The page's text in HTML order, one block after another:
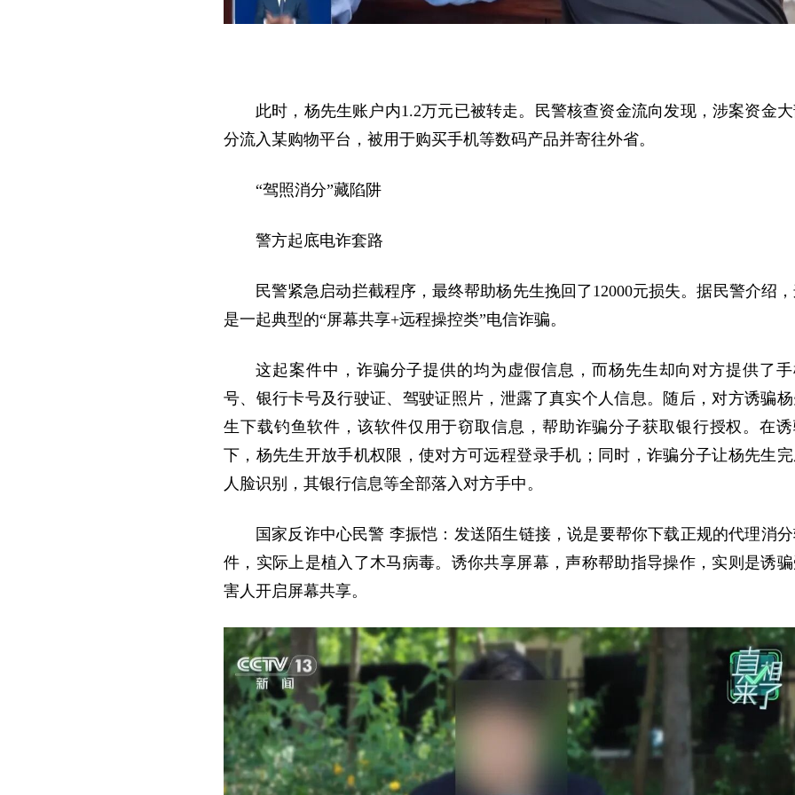
此时，杨先生账户内1.2万元已被转走。民警核查资金流向发现，涉案资金
分流入某购物平台，被用于购买手机等数码产品并寄往外省。
“驾照消分”藏陷阱
警方起底电诈套路
民警紧急启动拦截程序，最终帮助杨先生挽回了12000元损失。据民警介绍
是一起典型的“屏幕共享+远程操控类”电信诈骗。
这起案件中，诈骗分子提供的均为虚假信息，而杨先生却向对方提供了
号、银行卡号及行驶证、驾驶证照片，泄露了真实个人信息。随后，对方诱骗
生下载钓鱼软件，该软件仅用于窃取信息，帮助诈骗分子获取银行授权。在诱
下，杨先生开放手机权限，使对方可远程登录手机；同时，诈骗分子让杨先生
人脸识别，其银行信息等全部落入对方手中。
国家反诈中心民警 李振恺：发送陌生链接，说是要帮你下载正规的代理消
件，实际上是植入了木马病毒。诱你共享屏幕，声称帮助指导操作，实则是诱
害人开启屏幕共享。